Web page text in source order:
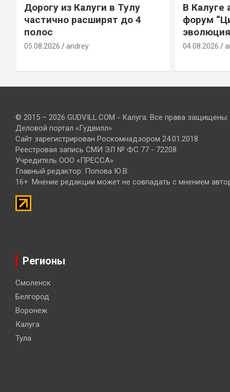
Дорогу из Калуги в Тулу
частично расширят до 4
полос
05.08.2026 andrey
В Калуге
форум
04.08.2026
© 2015 – 2026 GUDVILL.COM - Калуга. Все права защищены.
Деловой портал «Гудвилл»
Сайт зарегистрирован Роскомнадзором 24.01.2018
Реестровая запись СМИ ЭЛ № ФС 77 - 72208
Учредитель ООО «ПРЕССА»
Главный редактор: Попова Ю.В.
16+. Мнение редакции может не совпадать с мнением
Регионы
Смоленск
Белгород
Воронеж
Калуга
Тула